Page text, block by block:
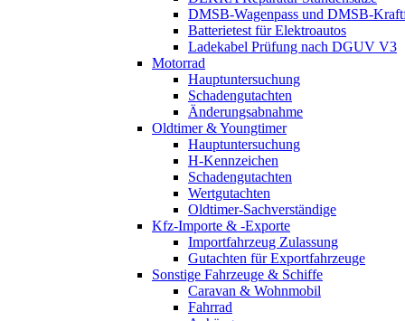
DMSB-Wagenpass und DMSB-
Batterietest für Elektroautos
Ladekabel Prüfung nach DGUV V3
Motorrad
Hauptuntersuchung
Schadengutachten
Änderungsabnahme
Oldtimer & Youngtimer
Hauptuntersuchung
H-Kennzeichen
Schadengutachten
Wertgutachten
Oldtimer-Sachverständige
Kfz-Importe & -Exporte
Importfahrzeug Zulassung
Gutachten für Exportfahrzeuge
Sonstige Fahrzeuge & Schiffe
Caravan & Wohnmobil
Fahrrad